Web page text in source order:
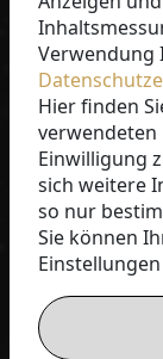
💎 Die
Verwendung
Hier finden
verwendeten
Einwilligung
sich weitere
so nur
Sie können